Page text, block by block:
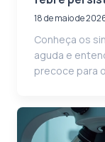
18 de maio de
Conheça os
aguda e
precoce para